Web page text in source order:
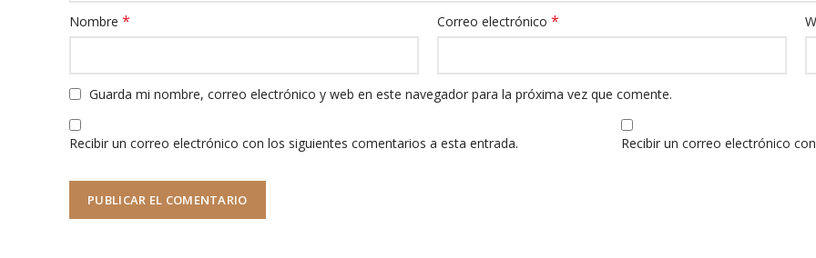
Nombre * Correo electrónico *
Guarda mi nombre, correo electrónico y web en este navegador para la próxima vez que comente.
Recibir un correo electrónico con los siguientes comentarios a esta entrada. Recibir un correo electrónico